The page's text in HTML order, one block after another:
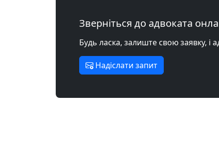
Зверніться до адвоката
Будь ласка, залиште свою заявку, і
Надіслати запит